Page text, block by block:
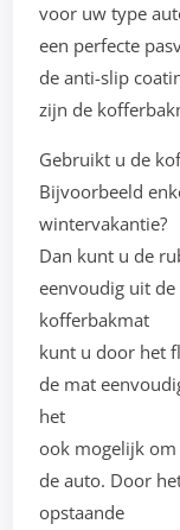
voor uw type
een perfecte
de anti-slip
zijn de
Gebruikt u de
Bijvoorbeeld
wintervakantie?
Dan kunt u de
eenvoudig uit
kofferbakmat
kunt u door het
de mat
het
ook mogelijk
de auto. Door
opstaande